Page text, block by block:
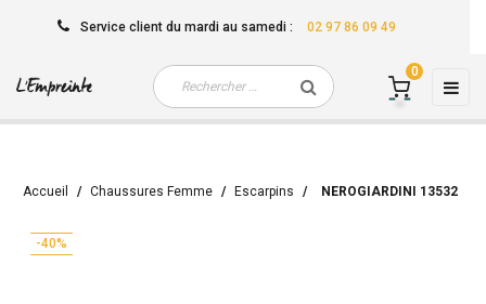
Service client du mardi au samedi : 02 97 86 09 49
☰
0
Accueil Chaussures Femme Escarpins NEROGIARDINI 13532
-40%